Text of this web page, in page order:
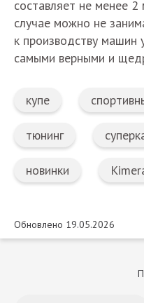
составляет не менее
случае можно не
к производству
самыми верными и
купе
тюнинг
новинки
Обновлено 19.05.2026